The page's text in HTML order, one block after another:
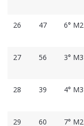
26 47 6° M2
27 56 3° M3
28 39 4° M3
29 60 7° M2